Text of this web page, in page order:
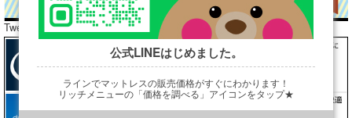
Tweets by araibed300
公式LINEはじめました。
ラインでマットレスの販売価格がすぐにわかります！
リッチメニューの「価格を調べる」アイコンをタップ★
https://line.me/R/ti/p/@901ptzjz